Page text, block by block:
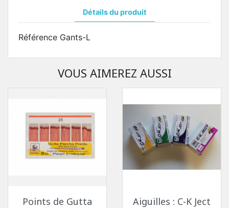
Détails du produit
Référence Gants-L
VOUS AIMEREZ AUSSI
Points de Gutta
Aiguilles : C-K Ject